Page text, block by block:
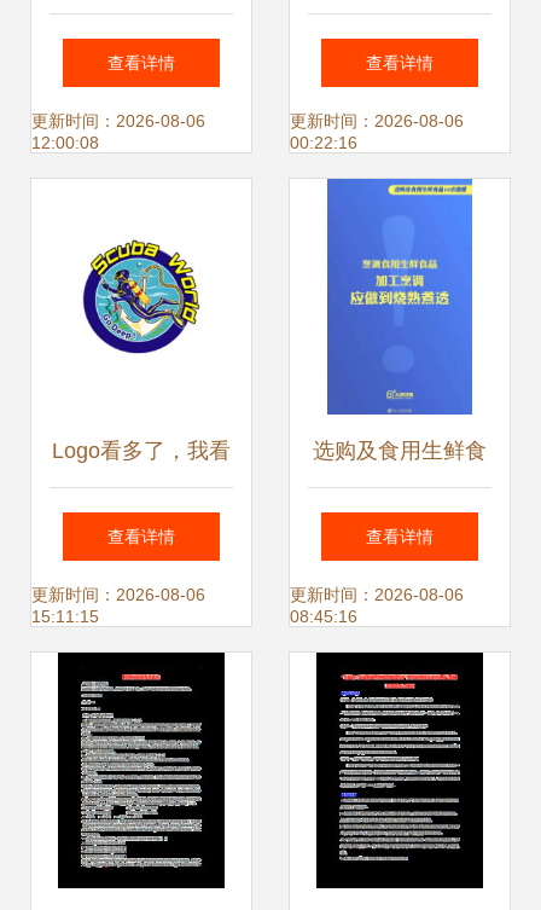
终总结与创意设计
素材的价值再发现
查看详情
更新时间：2026-08-06
12:00:08
证与辽宁
DHAMECHA验厂
资料整合指南
查看详情
更新时间：2026-08-06
00:22:16
Logo看多了，我看
到了设计的秘密与
门道
查看详情
更新时间：2026-08-06
15:11:15
选购及食用生鲜食
品，这10点提醒请
收好
查看详情
更新时间：2026-08-06
08:45:16